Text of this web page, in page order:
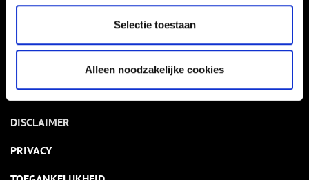
Selectie toestaan
Alleen noodzakelijke cookies
NIEUWSBRIEF
DISCLAIMER
PRIVACY